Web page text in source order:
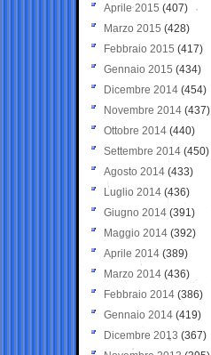
Aprile 2015 (407)
Marzo 2015 (428)
Febbraio 2015 (417)
Gennaio 2015 (434)
Dicembre 2014 (454)
Novembre 2014 (437)
Ottobre 2014 (440)
Settembre 2014 (450)
Agosto 2014 (433)
Luglio 2014 (436)
Giugno 2014 (391)
Maggio 2014 (392)
Aprile 2014 (389)
Marzo 2014 (436)
Febbraio 2014 (386)
Gennaio 2014 (419)
Dicembre 2013 (367)